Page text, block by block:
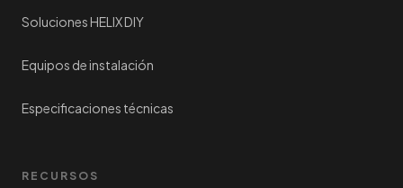
Soluciones HELIX DIY
Equipos de instalación
Especificaciones técnicas
RECURSOS